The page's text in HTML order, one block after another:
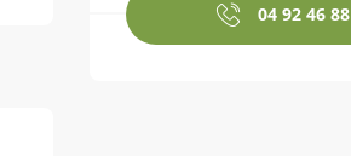
04 92 46 88